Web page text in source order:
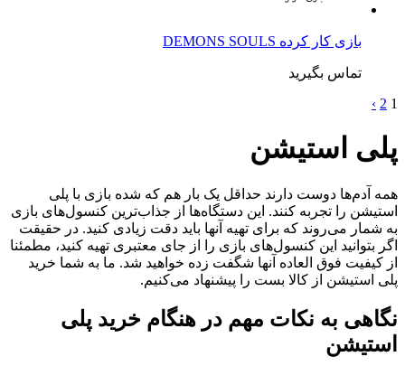
بازی کار کرده DEMONS SOULS
تماس بگیرید
1
2
›
پلی استیشن
همه آدم‌ها دوست دارند حداقل یک بار هم که شده بازی با پلی
استیشن را تجربه کنند. این دستگاه‌ها از جذاب‌ترین کنسول‌های بازی
به شمار می‌روند که برای تهیه آنها باید دقت زیادی کنید. در حقیقت
اگر بتوانید این کنسول‌های بازی را از جای معتبری تهیه کنید، مطمئنا
از کیفیت فوق العاده آنها شگفت زده خواهید شد. ما به شما خرید
پلی استیشن از کالا بست را پیشنهاد می‌کنیم.
نگاهی به نکات مهم در هنگام خرید پلی
استیشن